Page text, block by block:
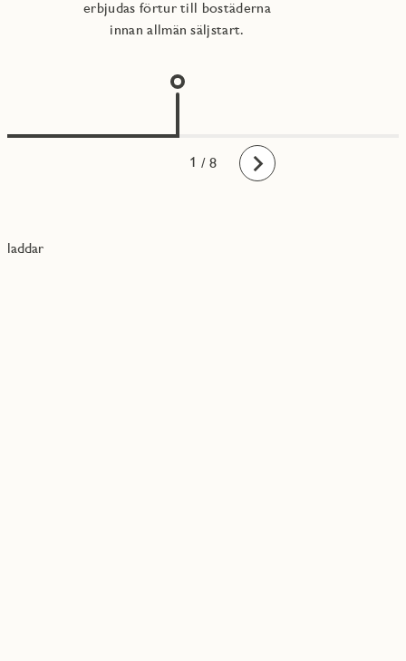
erbjudas förtur till bostäderna
innan allmän säljstart.
Framåt
1
2
3
4
5
6
7
8 / 8
laddar